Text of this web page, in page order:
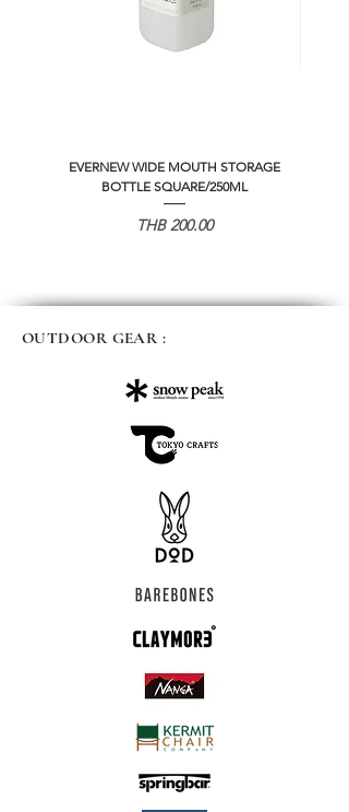
EVERNEW WIDE MOUTH STORAGE
BOTTLE SQUARE/250ML
価格
THB 200.00
OUTDOOR GEAR :